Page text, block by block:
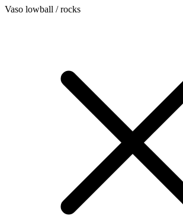
Vaso lowball / rocks